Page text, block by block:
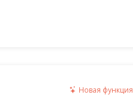
Новая функция